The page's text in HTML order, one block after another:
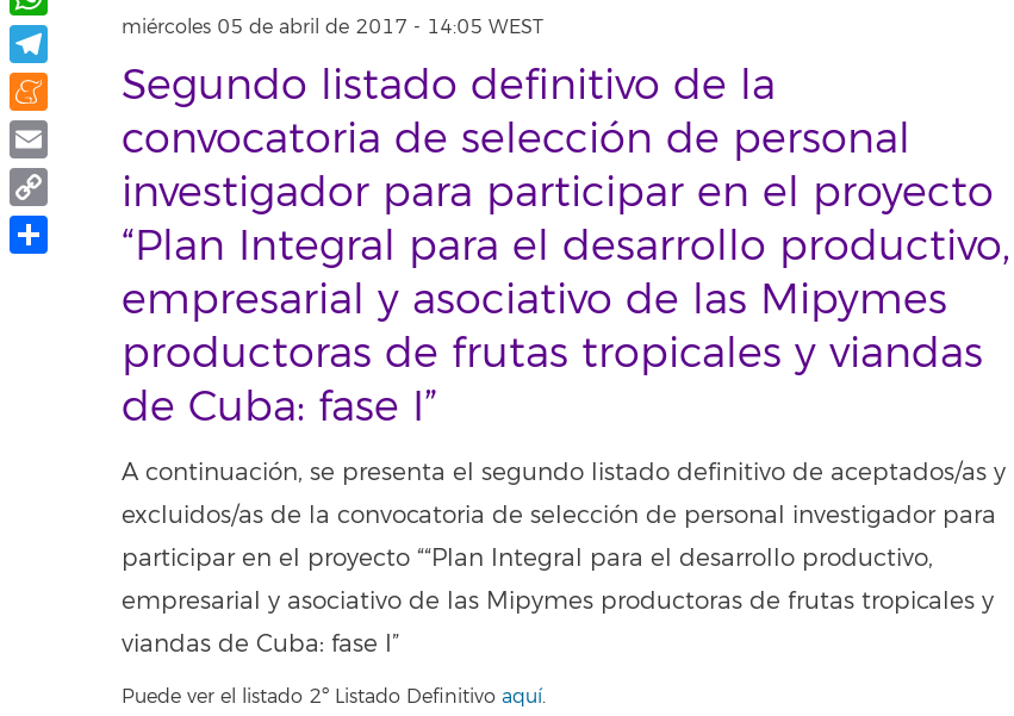
miércoles 05 de abril de 2017 - 14:05 WEST
Segundo listado definitivo de la
convocatoria de selección de personal
investigador para participar en el proyecto
“Plan Integral para el desarrollo productivo,
empresarial y asociativo de las Mipymes
productoras de frutas tropicales y viandas
de Cuba: fase I”
A continuación, se presenta el segundo listado definitivo de aceptados/as y
excluidos/as de la convocatoria de selección de personal investigador para
participar en el proyecto ““Plan Integral para el desarrollo productivo,
empresarial y asociativo de las Mipymes productoras de frutas tropicales y
viandas de Cuba: fase I”
Puede ver el listado 2º Listado Definitivo aquí.
WhatsApp
Telegram
Meneame
Email
Copy